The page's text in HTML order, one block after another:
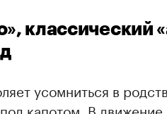
классический
усомниться в